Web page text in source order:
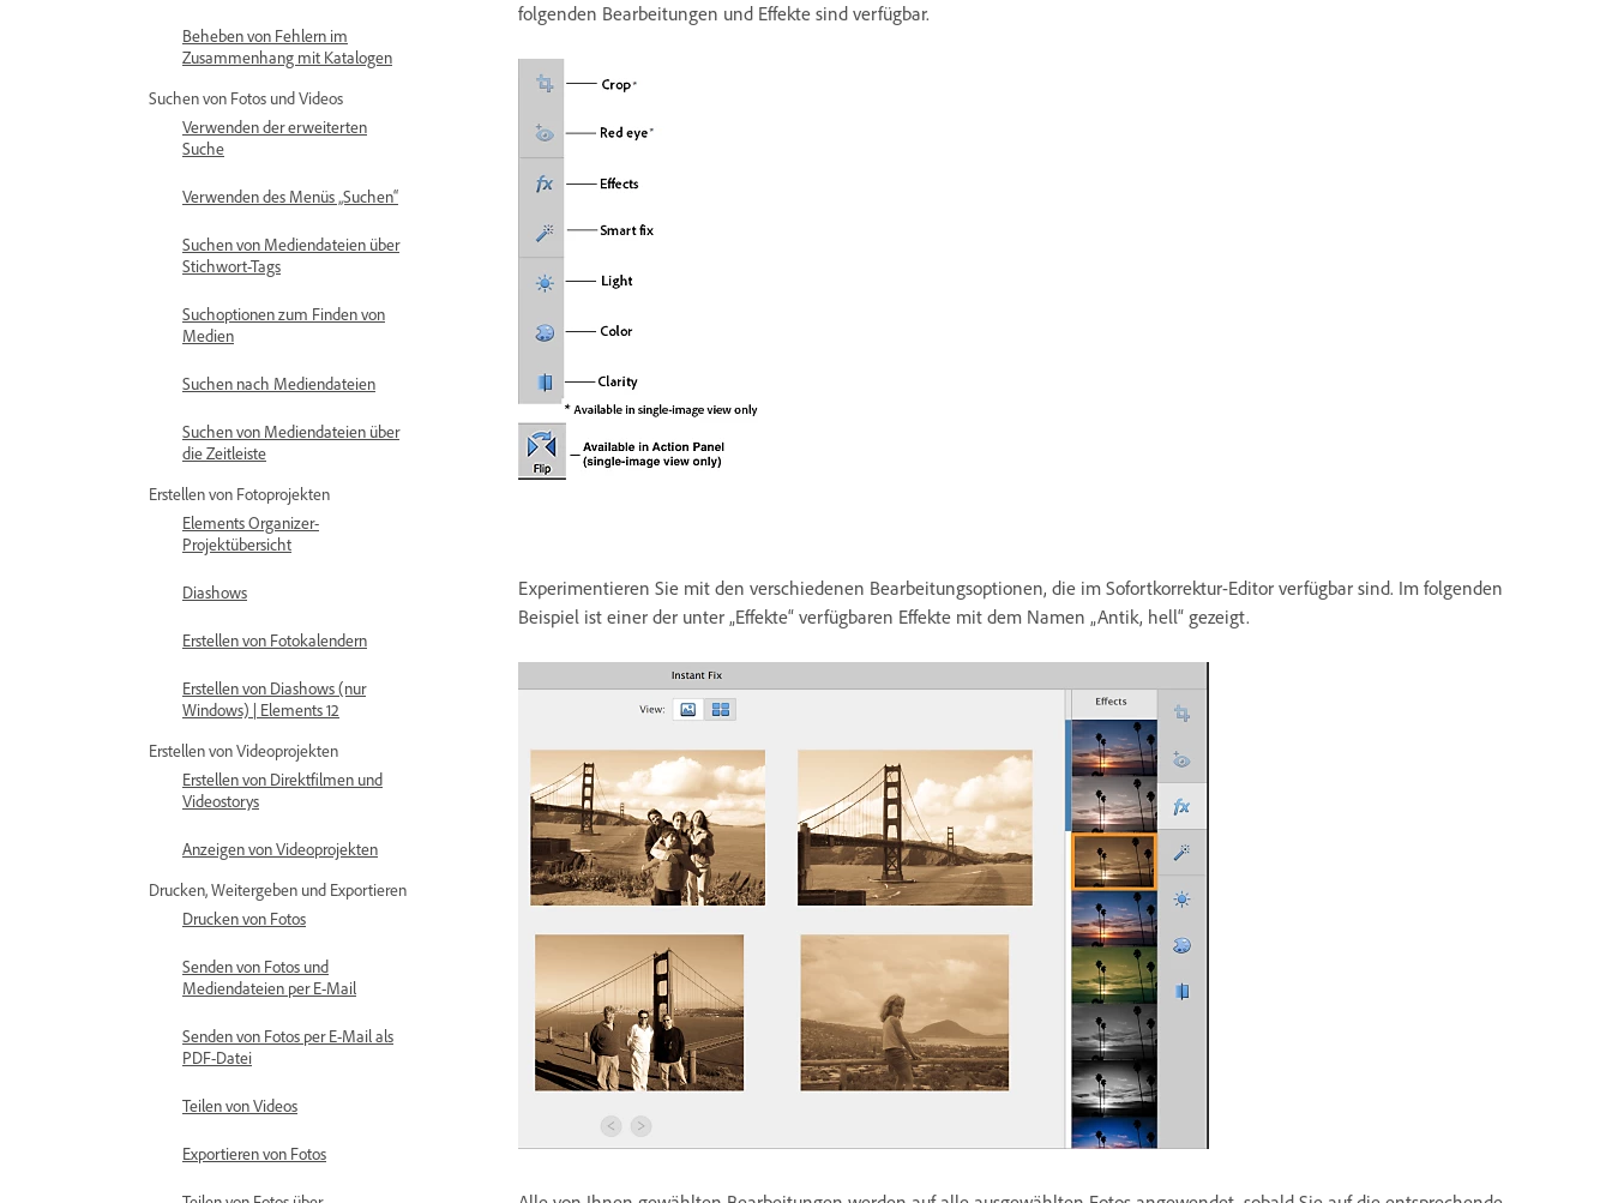
Beheben von Fehlern im
Zusammenhang mit Katalogen
Suchen von Fotos und Videos
Verwenden der erweiterten
Suche
Verwenden des Menüs „Suchen“
Suchen von Mediendateien über
Stichwort-Tags
Suchoptionen zum Finden von
Medien
Suchen nach Mediendateien
Suchen von Mediendateien über
die Zeitleiste
Erstellen von Fotoprojekten
Elements Organizer-
Projektübersicht
Diashows
Erstellen von Fotokalendern
Erstellen von Diashows (nur
Windows) | Elements 12
Erstellen von Videoprojekten
Erstellen von Direktfilmen und
Videostorys
Anzeigen von Videoprojekten
Drucken, Weitergeben und Exportieren
Drucken von Fotos
Senden von Fotos und
Mediendateien per E-Mail
Senden von Fotos per E-Mail als
PDF-Datei
Teilen von Videos
Exportieren von Fotos
folgenden Bearbeitungen und Effekte sind verfügbar.
Experimentieren Sie mit den verschiedenen Bearbeitungsoptionen, die im Sofortkorrektur-Editor verfügbar sind. Im folgenden
Beispiel ist einer der unter „Effekte“ verfügbaren Effekte mit dem Namen „Antik, hell“ gezeigt.